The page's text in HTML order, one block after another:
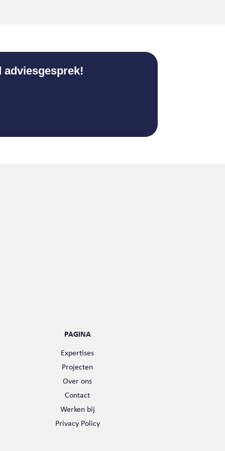
adviesgesprek!
PAGINA
Expertises
Projecten
Over ons
Contact
Werken bij
Privacy Policy